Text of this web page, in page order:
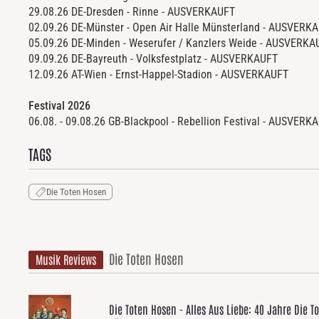
29.08.26 DE-Dresden - Rinne - AUSVERKAUFT
02.09.26 DE-Münster - Open Air Halle Münsterland -
05.09.26 DE-Minden - Weserufer / Kanzlers Weide -
09.09.26 DE-Bayreuth - Volksfestplatz - AUSVERKAUFT
12.09.26 AT-Wien - Ernst-Happel-Stadion - AUSVERKAUFT
Festival 2026
06.08. - 09.08.26 GB-Blackpool - Rebellion Festival -
TAGS
Die Toten Hosen
Musik Reviews Die Toten Hosen
Die Toten Hosen - Alles Aus Liebe: 40 Jahre Die